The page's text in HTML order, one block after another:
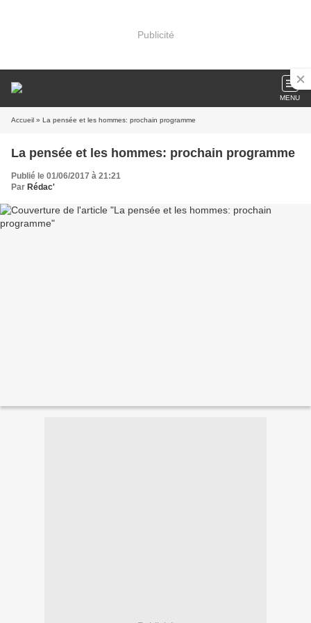
Publicité
MENU
Accueil » La pensée et les hommes: prochain programme
La pensée et les hommes: prochain programme
Publié le 01/06/2017 à 21:21
Par Rédac'